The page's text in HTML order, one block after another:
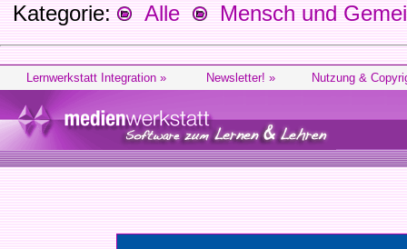
Kategorie: Alle Mensch und
Lernwerkstatt Integration » Newsletter! » Nutzung &